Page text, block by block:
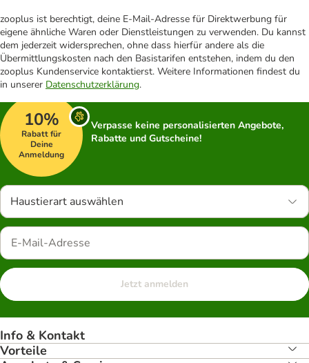
zooplus ist berechtigt, deine E-Mail-Adresse für Direktwerbung für
eigene ähnliche Waren oder Dienstleistungen zu verwenden. Du kannst
dem jederzeit widersprechen, ohne dass hierfür andere als die
Übermittlungskosten nach den Basistarifen entstehen, indem du den
zooplus Kundenservice kontaktierst. Weitere Informationen findest du
in unserer Datenschutzerklärung.
10%
Rabatt für
Deine
Anmeldung
Verpasse keine personalisierten Angebote,
Rabatte und Gutscheine!
Haustierart auswählen
Jetzt anmelden
Info & Kontakt
Vorteile